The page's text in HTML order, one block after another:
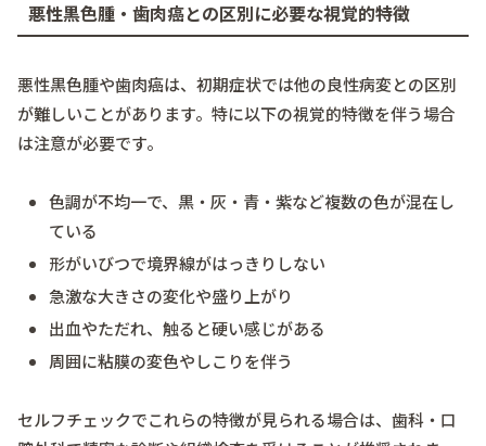
悪性黒色腫・歯肉癌との区別に必要な視覚的特徴
悪性黒色腫や歯肉癌は、初期症状では他の良性病変との区別
が難しいことがあります。特に以下の視覚的特徴を伴う場合
は注意が必要です。
色調が不均一で、黒・灰・青・紫など複数の色が混在し
ている
形がいびつで境界線がはっきりしない
急激な大きさの変化や盛り上がり
出血やただれ、触ると硬い感じがある
周囲に粘膜の変色やしこりを伴う
セルフチェックでこれらの特徴が見られる場合は、歯科・口